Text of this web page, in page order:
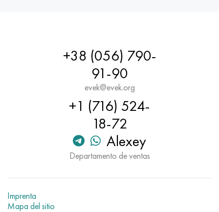
+38 (056) 790-
91-90
evek@evek.org
+1 (716) 524-
18-72
Alexey
Departamento de ventas
Imprenta
Mapa del sitio